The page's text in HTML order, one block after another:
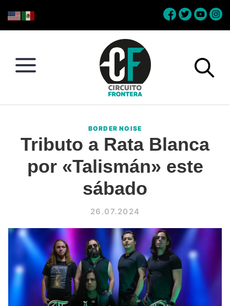
to
to
to
to
Conéctate
la
frontera
BORDER NOISE
Tributo a Rata Blanca
por «Talismán» este
sábado
26.07.2024